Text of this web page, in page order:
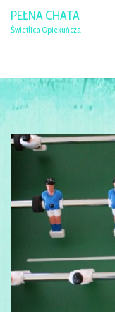
PEŁNA CHATA
Świetlica Opiekuńcza